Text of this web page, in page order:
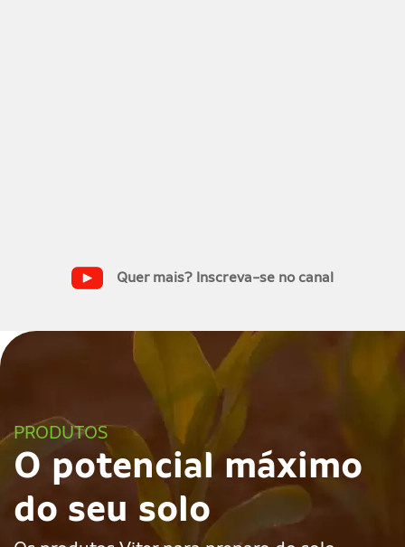
Quer mais? Inscreva-se no canal
PRODUTOS
O potencial máximo
do seu solo